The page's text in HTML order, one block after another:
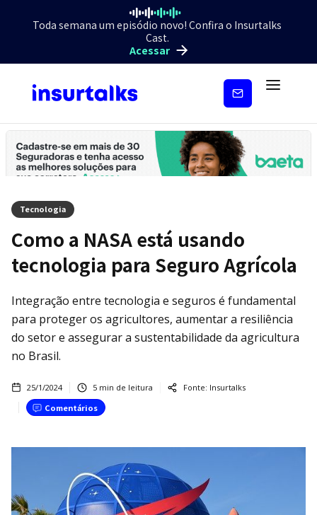
Toda semana um episódio novo! Confira o Insurtalks
Cast.
Acessar
Inscreva-
Tecnologia
Como a NASA está usando
tecnologia para Seguro Agrícola
Integração entre tecnologia e seguros é fundamental
para proteger os agricultores, aumentar a resiliência
do setor e assegurar a sustentabilidade da agricultura
no Brasil.
25/1/2024 5 min de leitura Fonte: Insurtalks
Comentários